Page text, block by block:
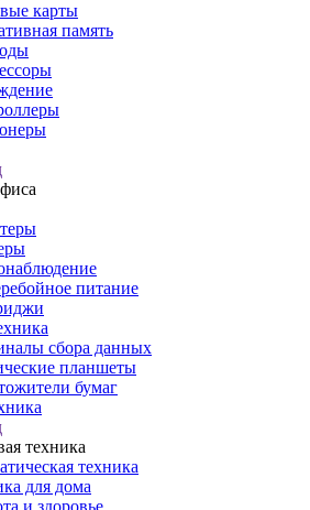
карты
память
питание
сбора данных
планшеты
бумаг
техника
техника
для дома
и здоровье